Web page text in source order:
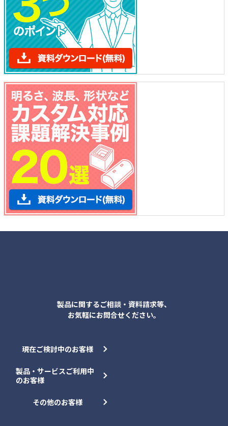
製品に関するご相談・資料請求等、
お気軽にお問合せください。
現在ご検討中のお客様
製品・サービスご利用中
のお客様
その他のお客様